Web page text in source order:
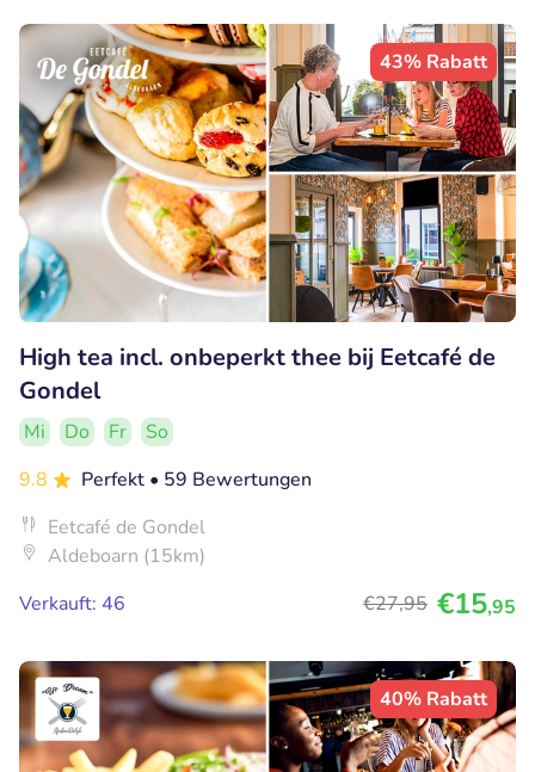
43% Rabatt
High tea incl. onbeperkt thee bij Eetcafé de
Gondel
Mi Do Fr
So
9.8
Perfekt • 59 Bewertungen
Eetcafé de Gondel
Aldeboarn (15km)
Verkauft: 46
€27,95 €15,95
40% Rabatt